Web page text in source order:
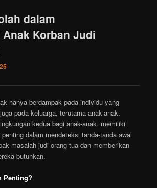
dalam
Korban Judi
hanya berdampak pada individu yang
pada keluarga, terutama anak-anak.
kedua bagi anak-anak, memiliki
dalam mendeteksi tanda-tanda awal
masalah judi orang tua dan memberikan
butuhkan.
Penting?